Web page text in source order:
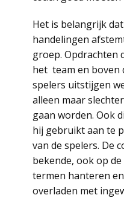
Het is belangrijk
handelingen
groep. Opdrachten
het team en boven
spelers uitstijgen
alleen maar
gaan worden. Ook
hij gebruikt aan te
van de spelers. De
bekende, ook op
termen hanteren
overladen met